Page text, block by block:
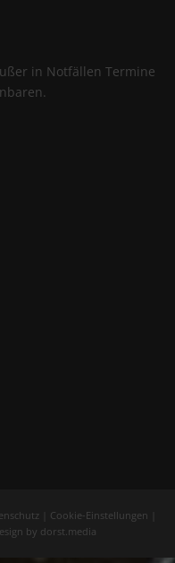
in Notfällen Termine
Cookie-Einstellungen
by dorst.media